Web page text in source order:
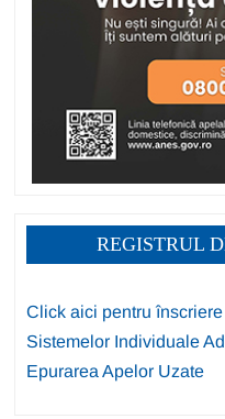
REGISTRUL
Click aici pentru
Sistemelor Individuale
Epurarea Apelor Uzate